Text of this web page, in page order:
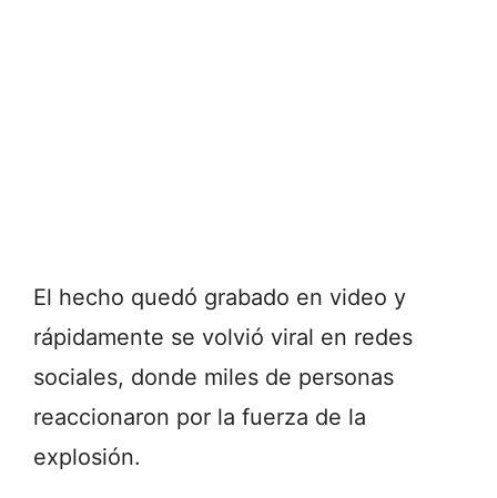
El hecho quedó grabado en video y
rápidamente se volvió viral en redes
sociales, donde miles de personas
reaccionaron por la fuerza de la
explosión.